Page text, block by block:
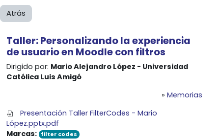
Atrás
Taller: Personalizando la experiencia
deusuario en Moodle con filtros
Dirigido por: Mario Alejandro López - Universidad
Católica Luis Amigó
» Memorias
Presentación Taller FilterCodes - Mario
López.pptx.pdf
Marcas: filter codes